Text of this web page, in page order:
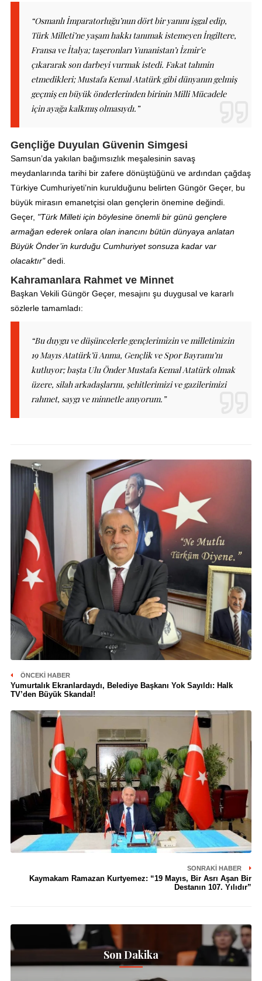
“Osmanlı İmparatorluğu’nun dört bir yanını işgal edip,
Türk Milleti’ne yaşam hakkı tanımak istemeyen İngiltere,
Fransa ve İtalya; taşeronları Yunanistan’ı İzmir’e
çıkararak son darbeyi vurmak istedi. Fakat tahmin
etmedikleri; Mustafa Kemal Atatürk gibi dünyanın gelmiş
geçmiş en büyük önderlerinden birinin Milli Mücadele
için ayağa kalkmış olmasıydı.”
Gençliğe Duyulan Güvenin Simgesi
Samsun’da yakılan bağımsızlık meşalesinin savaş
meydanlarında tarihi bir zafere dönüştüğünü ve ardından çağdaş
Türkiye Cumhuriyeti’nin kurulduğunu belirten Güngör Geçer, bu
büyük mirasın emanetçisi olan gençlerin önemine değindi.
Geçer, "Türk Milleti için böylesine önemli bir günü gençlere
armağan ederek onlara olan inancını bütün dünyaya anlatan
Büyük Önder’in kurduğu Cumhuriyet sonsuza kadar var
olacaktır"dedi.
Kahramanlara Rahmet ve Minnet
Başkan Vekili Güngör Geçer, mesajını şu duygusal ve kararlı
sözlerle tamamladı:
“Bu duygu ve düşüncelerle gençlerimizin ve milletimizin
19 Mayıs Atatürk’ü Anma, Gençlik ve Spor Bayramı’nı
kutluyor; başta Ulu Önder Mustafa Kemal Atatürk olmak
üzere, silah arkadaşlarını, şehitlerimizi ve gazilerimizi
rahmet, saygı ve minnetle anıyorum.”
ÖNCEKI HABER
Yumurtalık Ekranlardaydı, Belediye Başkanı Yok Sayıldı: Halk
TV’den Büyük Skandal!
SONRAKI HABER
Kaymakam Ramazan Kurtyemez: “19 Mayıs, Bir Asrı Aşan Bir
Destanın 107. Yılıdır”
Son Dakika